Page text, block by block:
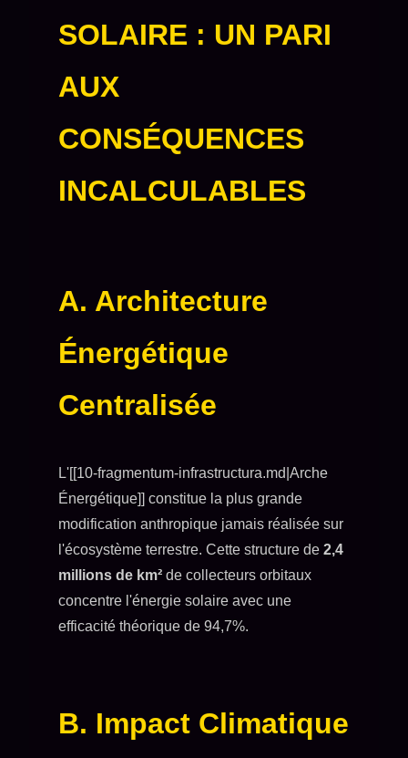
SOLAIRE : UN PARI
AUX
CONSÉQUENCES
INCALCULABLES
A. Architecture
Énergétique
Centralisée
L'[[10-fragmentum-infrastructura.md|Arche
Énergétique]] constitue la plus grande
modification anthropique jamais réalisée sur
l'écosystème terrestre. Cette structure de 2,4
millions de km² de collecteurs orbitaux
concentre l'énergie solaire avec une
efficacité théorique de 94,7%.
B. Impact Climatique